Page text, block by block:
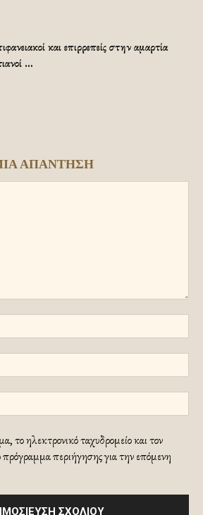
και επιρρεπείς στην αμαρτία
…
ΑΠΑΝΤΗΣΗ
το ηλεκτρονικό ταχυδρομείο και τον
πρόγραμμα περιήγησης για την επόμενη